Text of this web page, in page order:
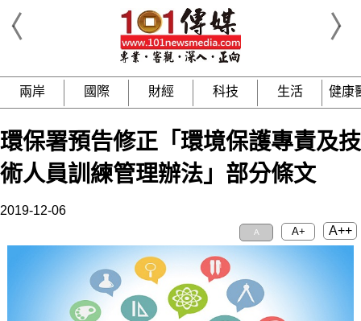
兩岸 國際 財經 科技 生活 健康
環保署預告修正「環境保護專責及技
術人員訓練管理辦法」部分條文
2019-12-06
A A+ A++